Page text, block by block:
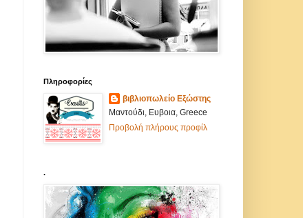
Πληροφορίες
βιβλιοπωλείο Εξώστης
Μαντούδι, Ευβοια, Greece
Προβολή πλήρους προφίλ
.